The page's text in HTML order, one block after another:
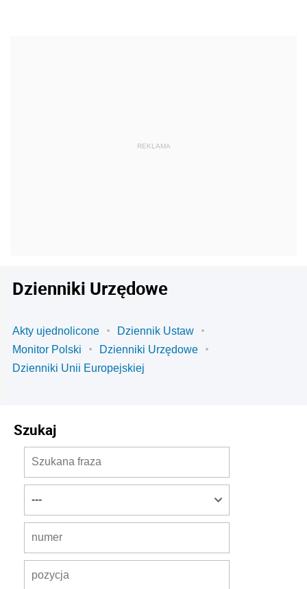
Dzienniki Urzędowe
Akty ujednolicone
Dziennik Ustaw
Monitor Polski
Dzienniki Urzędowe
Dzienniki Unii Europejskiej
Szukaj